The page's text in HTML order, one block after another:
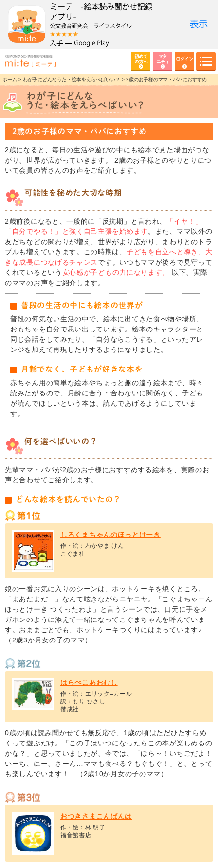
初めて
の方へ
マタ
ニティ
ログイン
ホーム > わが子にどんなうた・絵本をえらべばいい？ > 2歳のお子様のママ・パパにおすすめ
2歳のお子様のママ・パパにおすすめ
2歳になると、毎日の生活や遊びの中にも絵本で見た場面がつな
がり、世界が広がっていきます。 2歳のお子様とのやりとりにつ
いて会員の皆さんのお声をご紹介します。
可能性を秘めた大切な時期
2歳前後になると、一般的に「反抗期」と言われ、
「イヤ！」
「自分でやる！」と強く自己主張を始めます 。また、ママ以外の
友だちなどの関わりが増え、世界がより広がり、まわりとのトラ
ブルも増えていきます。この時期は、 子どもを自立へと導き、大
きな成長につなげるチャンス です。いつもママが後ろで見守って
くれているという 安心感が子どもの力になります。
以下、実際
のママのお声をご紹介します。
普段の生活の中にも絵本の世界が
普段の何気ない生活の中で、絵本に出てきた食べ物や場所、
おもちゃを自分で思い出しています。絵本のキャラクターと
同じ会話をしてみたり、「自分ならこうする」といったアレ
ンジを加えて再現したりするようになりました。
月齢でなく、子どもが好きな本を
赤ちゃん用の簡単な絵本やちょっと趣の違う絵本まで、時々
読みたがるので、月齢に合う・合わないに関係なく、子ども
が読んでほしいという本は、読んであげるようにしていま
す。
何を選べばいいの？
先輩ママ・パパが2歳のお子様におすすめする絵本を、実際のお
声と合わせてご紹介します。
どんな絵本を読んでいたの？
しろくまちゃんのほっとけーき
作・絵：わかやま けん
こぐま社
娘の一番お気に入りのシーンは、ホットケーキを焼くところ。
「まあだまだ…」なんて呟きながらニヤニヤ。「こぐまちゃーん
ほっとけーき つくったわよ」と言うシーンでは、口元に手をメ
ガホンのように添えて一緒になってこぐまちゃんを呼んでいま
す。おままごとでも、ホットケーキつくりにはまっています♪
（2歳3か月女の子のママ）
はらぺこあおむし
作・絵：エリック=カール
訳：もり ひさし
偕成社
0歳の頃は読み聞かせても無反応で、1歳の頃はただひたすらめ
くって遊ぶだけ。「この子はいつになったらこの本が楽しめるの
かな？」と思っていましたが、今では、「ほら～！いちごだよ！
いーち、にー、さーん…ママも食べる？もぐもぐ！」と、とって
も楽しんでいます！ （2歳10か月女の子のママ）
おつきさまこんばんは
作・絵：林 明子
福音館書店